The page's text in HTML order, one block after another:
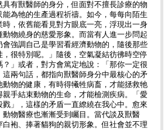
有獸醫師的身分，但面對不擅長診療的物
為牠的生產過程祈禱。如今，每每向陌生
時，依舊能看見對方眼底一亮，浮現出一身
物繞身的慈愛形象。而當有人進一步問起
會強調自己是學習看經濟動物的，隨後那些
很特別呢。」隨後，空氣凝結彷彿時空停
」或者，對方會篤定地說：「那你一定很
兩句話，都指向獸醫師身分中最核心的矛
動物的健康，有時得犧牲病畜，才能拯救牠
手結束動物的生命，才能檢測疾病。「愛
」，這樣的矛盾一直繚繞在我心中。愈來
物醫療也漸漸受到矚目。當代談及獸醫
袍、捧著貓狗的親切形象。但社會並不理